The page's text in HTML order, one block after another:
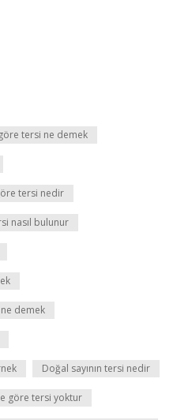
tersi ne demek
tersi nedir
nasıl bulunur
demek
Doğal sayının tersi nedir
göre tersi yoktur